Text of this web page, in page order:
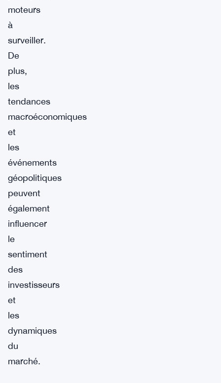
moteurs
à
surveiller.
De
plus,
les
tendances
macroéconomiques
et
les
événements
géopolitiques
peuvent
également
influencer
le
sentiment
des
investisseurs
et
les
dynamiques
du
marché.